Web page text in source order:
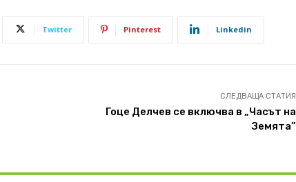
Twitter Pinterest Linkedin
СЛЕДВАЩА СТАТИЯ
Гоце Делчев се включва в „Часът на
Земята”